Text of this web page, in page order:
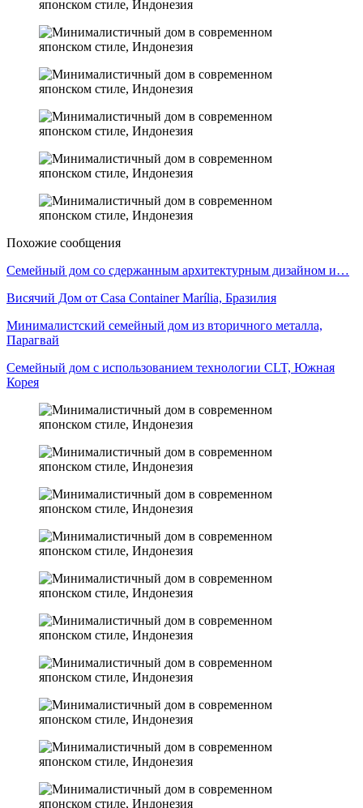
Похожие сообщения
Семейный дом со сдержанным архитектурным дизайном и…
Висячий Дом от Casa Container Marília, Бразилия
Минималистский семейный дом из вторичного металла,
Парагвай
Семейный дом с использованием технологии CLT, Южная
Корея